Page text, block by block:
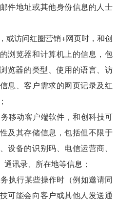
件地址或其他身份信息的人士
或访问红圈营销+网页时，和创
浏览器和计算机上的信息，包
览器的类型、使用的语言、访
息、客户需求的网页记录及红
移动客户端软件，和创科技可
及其存储信息，包括但不限于
设备的识别码、电信运营商、
讯录、所在地等信息；
执行某些操作时（例如邀请同
可能会向客户或其他人发送通